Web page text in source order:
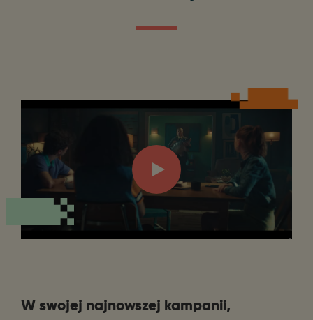
W swojej najnowszej kampanii,